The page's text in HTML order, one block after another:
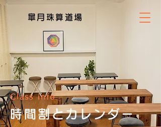
皐月珠算道場
Class info
時間割とカレンダー